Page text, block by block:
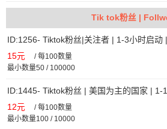
Tik tok粉丝 |
ID:1256- Tiktok粉丝|关注者 | 1-3小时启动
15元 /每100数量
最小数量50 / 100000
ID:1445- Tiktok粉丝 | 美国为主的国家 | 1-
12元 /每100数量
最小数量100 / 10000